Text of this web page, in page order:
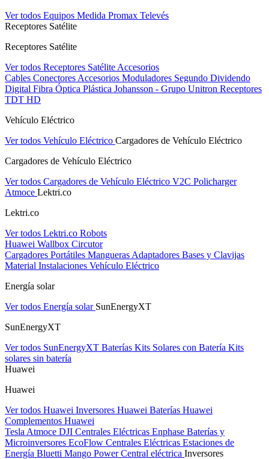
Ver todos Equipos Medida Promax Televés
Receptores Satélite
Receptores Satélite
Ver todos Receptores Satélite Accesorios
Cables Conectores Accesorios Moduladores Segundo Dividendo
Digital Fibra Óptica Plástica Johansson - Grupo Unitron Receptores
TDT HD
Vehículo Eléctrico
Ver todos Vehículo Eléctrico Cargadores de Vehículo Eléctrico
Cargadores de Vehículo Eléctrico
Ver todos Cargadores de Vehículo Eléctrico V2C Policharger
Atmoce Lektri.co
Lektri.co
Ver todos Lektri.co Robots
Huawei Wallbox Circutor
Cargadores Portátiles Mangueras Adaptadores Bases y Clavijas
Material Instalaciones Vehículo Eléctrico
Energía solar
Ver todos Energía solar SunEnergyXT
SunEnergyXT
Ver todos SunEnergyXT Baterías Kits Solares con Batería Kits
solares sin batería
Huawei
Huawei
Ver todos Huawei Inversores Huawei Baterías Huawei
Complementos Huawei
Tesla Atmoce DJI Centrales Eléctricas Enphase Baterías y
Microinversores EcoFlow Centrales Eléctricas Estaciones de
Energía Bluetti Mango Power Central eléctrica Inversores